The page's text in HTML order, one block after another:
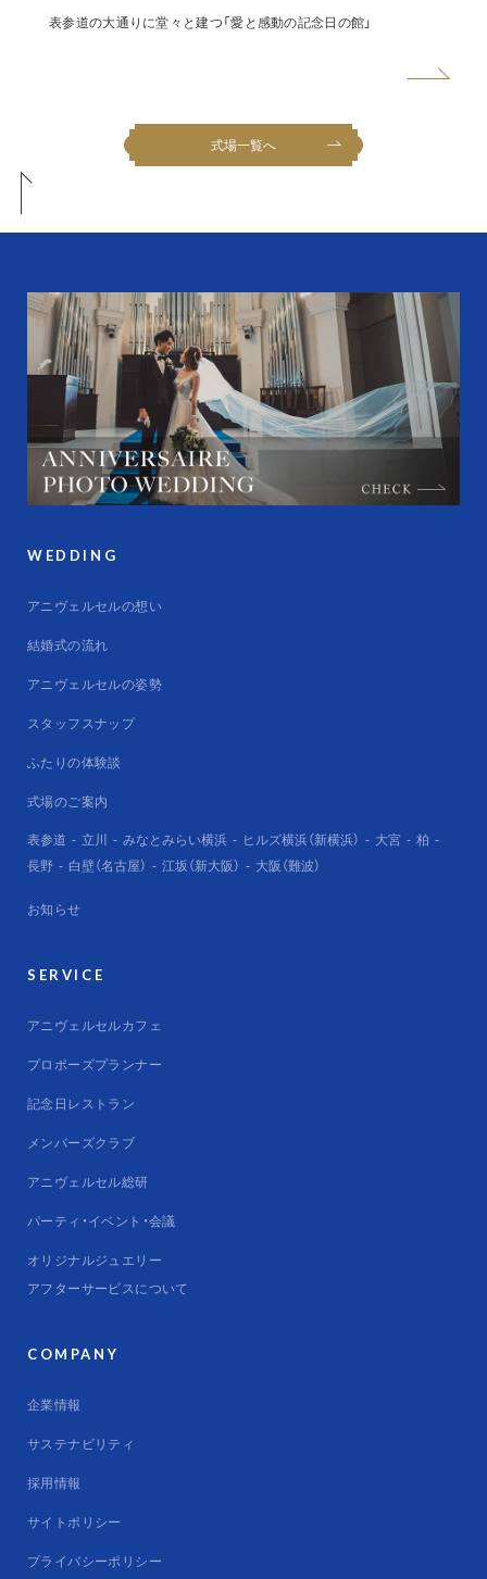
表参道の大通りに堂々と建つ「愛と感動の記念日の館」
式場一覧へ
WEDDING
アニヴェルセルの想い
結婚式の流れ
アニヴェルセルの姿勢
スタッフスナップ
ふたりの体験談
式場のご案内
表参道
立川 みなとみらい横浜 ヒルズ横浜（新横浜） 大宮
柏
長野
白壁（名古屋） 江坂（新大阪） 大阪（難波）
お知らせ
SERVICE
アニヴェルセルカフェ
プロポーズプランナー
記念日レストラン
メンバーズクラブ
アニヴェルセル総研
パーティ・イベント・会議
オリジナルジュエリー
アフターサービスについて
COMPANY
企業情報
サステナビリティ
採用情報
サイトポリシー
プライバシーポリシー